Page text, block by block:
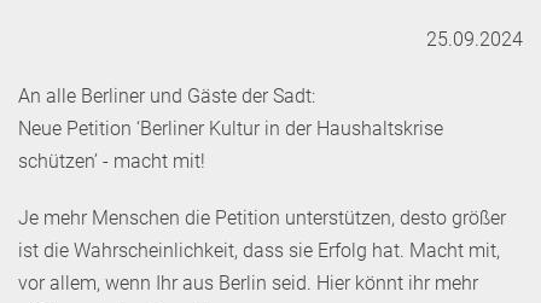
25.09.2024
An alle Berliner und Gäste der Sadt:
Neue Petition ‘Berliner Kultur in der Haushaltskrise
schützen’ - macht mit!
Je mehr Menschen die Petition unterstützen, desto größer
ist die Wahrscheinlichkeit, dass sie Erfolg hat. Macht mit,
vor allem, wenn Ihr aus Berlin seid. Hier könnt ihr mehr